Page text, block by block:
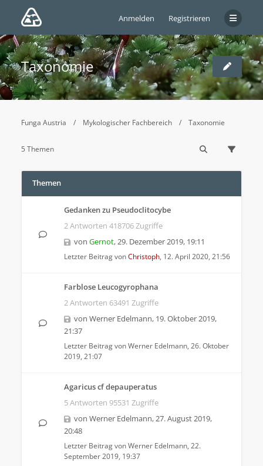
Anmelden Registrieren
Taxonomie
Funga Austria Mykologischer Fachbereich Taxonomie
5 Themen
Themen
Gedanken zu Pseudoclitocybe
2 Antworten 418706 Zugriffe
von Gernot,29. Dezember 2019, 19:11
Letzter Beitrag vonChristoph, 12. April 2020, 21:56
Farblose Leucogyrophana
2 Antworten 63491 Zugriffe
von Werner Edelmann, 19. Oktober 2019,
21:37
Letzter Beitrag vonWerner Edelmann, 26. Oktober
2019, 21:07
Agaricus cf depauperatus
5 Antworten 95531 Zugriffe
von Werner Edelmann,27. August 2019,
20:48
Letzter Beitrag vonWerner Edelmann, 22.
September 2019, 19:37